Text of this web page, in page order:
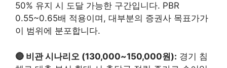
50% 유지 시 도달 가능한 구간입니다. PBR
0.55~0.65배 적용이며, 대부분의 증권사 목표가가
이 범위에 분포합니다.
🔴 비관 시나리오 (130,000~150,000원): 경기 침